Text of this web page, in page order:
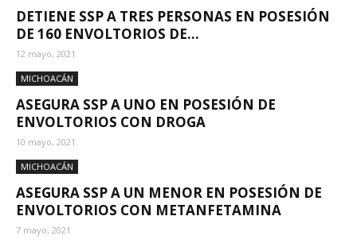
DETIENE SSP A TRES PERSONAS EN POSESIÓN
DE 160 ENVOLTORIOS DE...
12 mayo, 2021
MICHOACÁN
ASEGURA SSP A UNO EN POSESIÓN DE
ENVOLTORIOS CON DROGA
10 mayo, 2021
MICHOACÁN
ASEGURA SSP A UN MENOR EN POSESIÓN DE
ENVOLTORIOS CON METANFETAMINA
7 mayo, 2021